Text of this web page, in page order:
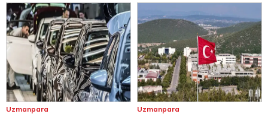
Uzmanpara Uzmanpara